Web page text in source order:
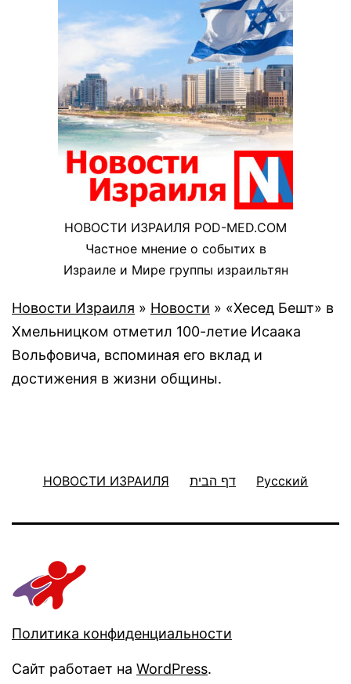
НОВОСТИ ИЗРАИЛЯ POD-MED.COM
Частное мнение о событих в
Израиле и Мире группы израильтян
Новости Израиля » Новости » «Хесед Бешт» в
Хмельницком отметил 100-летие Исаака
Вольфовича, вспоминая его вклад и
достижения в жизни общины.
НОВОСТИ ИЗРАИЛЯ דף הבית Русский
Политика конфиденциальности
Сайт работает на WordPress.